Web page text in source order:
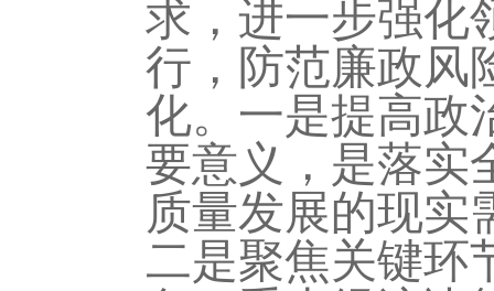
求，进一步强化
行，防范廉政风
化。 一是提高政
要意义， 是落实
质量发展的现实
二是聚焦关键环